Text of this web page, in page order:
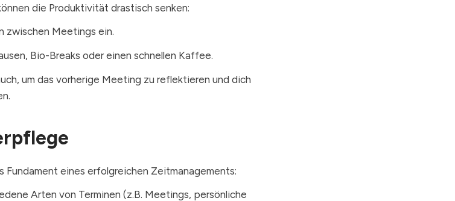
die Produktivität drastisch senken:
zwischen Meetings ein.
Bio-Breaks oder einen schnellen Kaffee.
um das vorherige Meeting zu reflektieren und dich
eines erfolgreichen Zeitmanagements:
Arten von Terminen (z.B. Meetings, persönliche